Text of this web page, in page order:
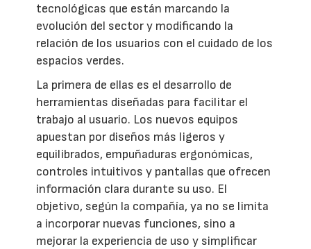
tecnológicas que están marcando la
evolución del sector y modificando la
relación de los usuarios con el cuidado de los
espacios verdes.
La primera de ellas es el desarrollo de
herramientas diseñadas para facilitar el
trabajo al usuario. Los nuevos equipos
apuestan por diseños más ligeros y
equilibrados, empuñaduras ergonómicas,
controles intuitivos y pantallas que ofrecen
información clara durante su uso. El
objetivo, según la compañía, ya no se limita
a incorporar nuevas funciones, sino a
mejorar la experiencia de uso y simplificar